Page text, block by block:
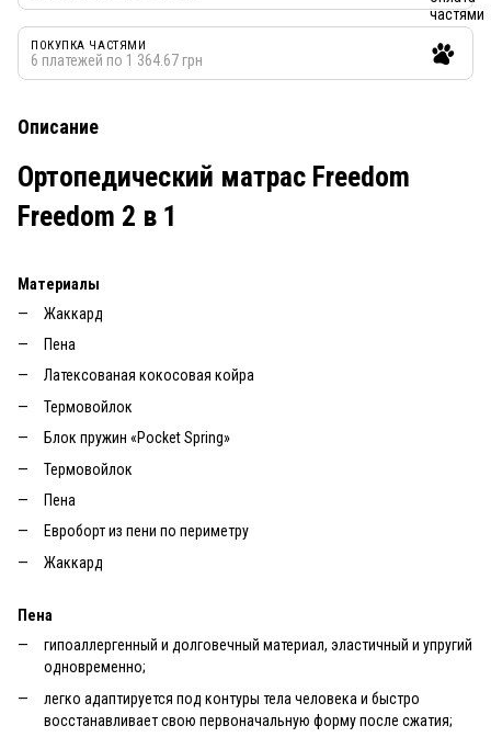
ПОКУПКА ЧАСТЯМИ
6 платежей по 1 364.67 грн
Описание
Ортопедический матрас Freedom
Freedom 2 в 1
Материалы
Жаккард
Пена
Латексованая кокосовая койра
Термовойлок
Блок пружин «Pocket Spring»
Термовойлок
Пена
Евроборт из пени по периметру
Жаккард
Пена
гипоаллергенный и долговечный материал, эластичный и упругий
одновременно;
легко адаптируется под контуры тела человека и быстро
восстанавливает свою первоначальную форму после сжатия;